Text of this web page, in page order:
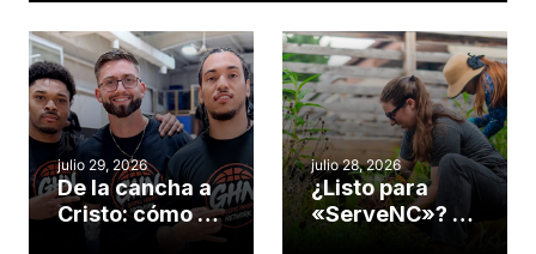
julio 29, 2026
De la cancha a
Cristo: cómo el
gimnasio de
julio 28, 2026
¿Listo para
«ServeNC»? 4